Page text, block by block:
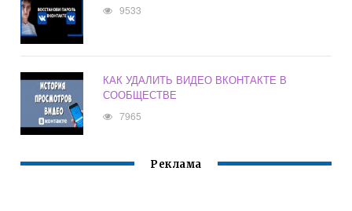
9533
КАК УДАЛИТЬ ВИДЕО ВКОНТАКТЕ В
СООБЩЕСТВЕ
7965
Реклама